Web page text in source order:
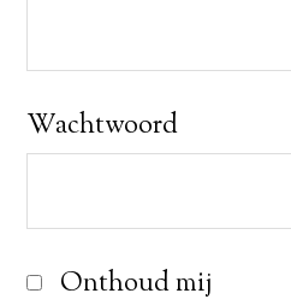
Wachtwoord
Onthoud mij